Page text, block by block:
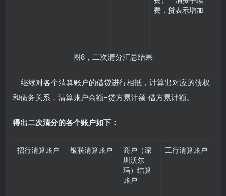
费，贷表示增加
图8，二次清分汇总结果
继续对各个清算账户的借贷进行相抵，计算出对应的债权
和债务关系，清算账户余额=贷方累计额-借方累计额。
得出二次清分的各个账户如下：
招行清算账户 银联清算账户
商户（深
圳沃尔
玛）结算
账户
工行清算账户